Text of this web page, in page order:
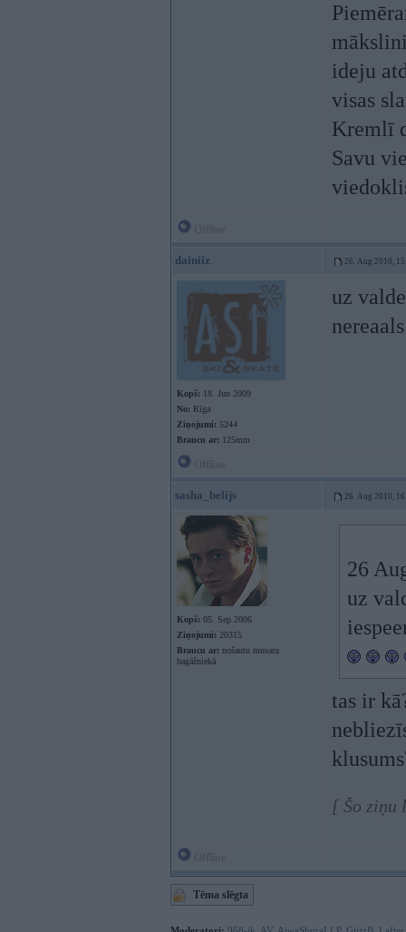
ideju
visas
Kremlī
Savu
dainiiz 26. Aug 2010,
Kopš: 18. Jun 2009
No: Rīga
Ziņojumi: 5244
Braucu ar: 125mm
uz
sasha_belijs 26. Aug 2010,
Kopš: 05. Sep 2006
Ziņojumi: 20315
Braucu ar: nošautu musaru
bagāžniekā
26
uz
tas ir
[ Šo ziņu
Tēma slēgta